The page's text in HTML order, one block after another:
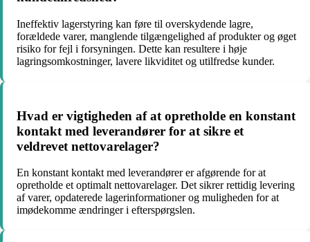
Ineffektiv lagerstyring kan føre til overskydende lagre,
forældede varer, manglende tilgængelighed af produkter og øget
risiko for fejl i forsyningen. Dette kan resultere i høje
lagringsomkostninger, lavere likviditet og utilfredse kunder.
Hvad er vigtigheden af at opretholde en konstant
kontakt med leverandører for at sikre et
veldrevet nettovarelager?
En konstant kontakt med leverandører er afgørende for at
opretholde et optimalt nettovarelager. Det sikrer rettidig levering
af varer, opdaterede lagerinformationer og muligheden for at
imødekomme ændringer i efterspørgslen.